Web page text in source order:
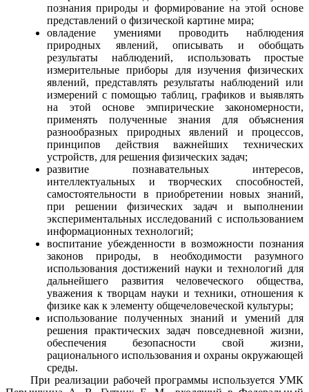
познания природы и формирование на этой основе
представлений о физической картине мира;
овладение умениями проводить наблюдения
природных явлений, описывать и обобщать
результаты наблюдений, использовать простые
измерительные приборы для изучения физических
явлений, представлять результаты наблюдений или
измерений с помощью таблиц, графиков и выявлять
на этой основе эмпирические закономерности,
применять полученные знания для объяснения
разнообразных природных явлений и процессов,
принципов действия важнейших технических
устройств, для решения физических задач;
развитие познавательных интересов,
интеллектуальных и творческих способностей,
самостоятельности в приобретении новых знаний,
при решении физических задач и выполнении
экспериментальных исследований с использованием
информационных технологий;
воспитание убежденности в возможности познания
законов природы, в необходимости разумного
использования достижений науки и технологий для
дальнейшего развития человеческого общества,
уважения к творцам науки и техники, отношения к
физике как к элементу общечеловеческой культуры;
использование полученных знаний и умений для
решения практических задач повседневной жизни,
обеспечения безопасности свой жизни,
рационального использования и охраны окружающей
среды.
При реализации рабочей программы используется УМК